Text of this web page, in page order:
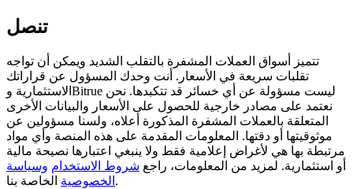
Exclusive for BitMart Users
Register & Trade to Win 500,000 USDT
Precious Metals Trading Carnival
تنصل
تتميز أسواق العملات المشفرة بالتقلب الشديد ويمكن أن تواجه
تقلبات سريعة في الأسعار. أنت وحدك المسؤول عن قراراتك
الاستثمارية وBitrue ليست مسؤولة عن أي خسائر قد تتكبدها. نحن
نعتمد على مصادر خارجية للحصول على الأسعار والبيانات الأخرى
المتعلقة بالعملات المشفرة المذكورة أعلاه، ولسنا مسؤولين عن
موثوقيتها أو دقتها. المعلومات المقدمة على هذه المنصة وأي مواد
مرتبطة بها هي لأغراض إعلامية فقط ولا ينبغي اعتبارها نصيحة مالية
أو استثمارية. لمزيد من المعلومات، راجع شروط الاستخدام وسياسة
الخصوصية الخاصة بنا.